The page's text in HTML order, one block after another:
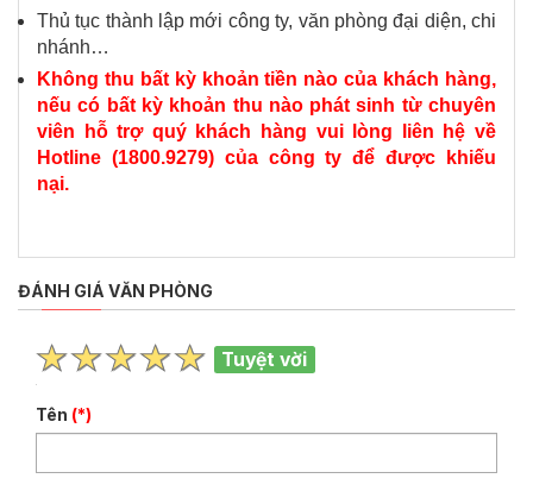
Thủ tục thành lập mới công ty, văn phòng đại diện, chi
nhánh…
Không thu bất kỳ khoản tiền nào của khách hàng,
nếu có bất kỳ khoản thu nào phát sinh từ chuyên
viên hỗ trợ quý khách hàng vui lòng liên hệ về
Hotline (1800.9279) của công ty để được khiếu
nại.
ĐÁNH GIÁ VĂN PHÒNG
Tuyệt vời
Tên (*)